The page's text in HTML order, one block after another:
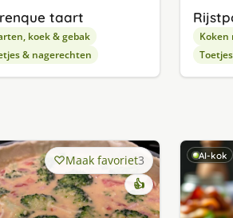
taart
koek & gebak
& nagerechten
Koken
Maak favoriet3
👍
AI-kok